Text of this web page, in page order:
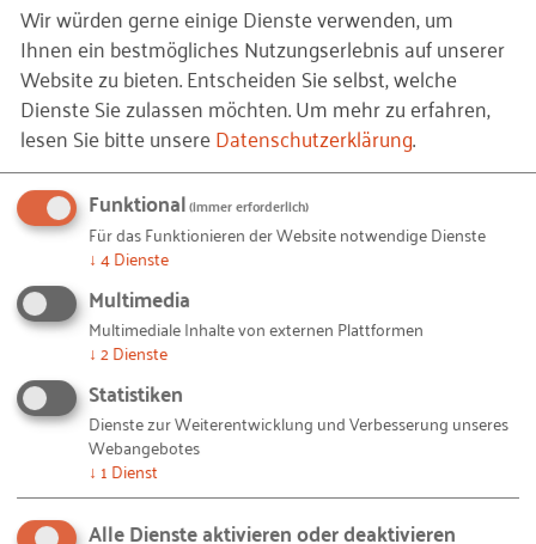
Haben Sie verlangt, dass die Dienstleistung während
der Widerrufsfrist beginnen soll, so haben Sie uns
einen angemessenen Betrag zu zahlen. Dieser
Betrag entspricht dem Anteil der bis zu dem
Zeitpunkt, zu dem Sie uns über die Ausübung des
Widerrufsrechts informieren, bereits erbrachten
Leistungen im Vergleich zum Gesamtumfang der im
Vertrag vorgesehenen Leistungen.
Das Widerrufsrecht kann bei Dienstleistungen
vorzeitig erlöschen, wenn die Dienstleistung
vollständig erbracht wurde und Sie zuvor
ausdrücklich zugestimmt haben, dass wir mit der
Ausführung der Dienstleistung vor Ablauf der
Widerrufsfrist beginnen, und Sie bestätigt haben,
dass Sie bei vollständiger Vertragserfüllung Ihr
Widerrufsrecht verlieren.
Wir würden gerne einige Dienste verwenden, um
Ihnen ein bestmögliches Nutzungserlebnis auf unserer
Website zu bieten. Entscheiden Sie selbst, welche
Dienste Sie zulassen möchten.Um mehr zu erfahren,
lesen Sie bitte unsereDatenschutzerklärung.
Funktional(immer erforderlich)
Für das Funktionieren der Website notwendige Dienste
↓ 4Dienste
Multimedia
Multimediale Inhalte von externen Plattformen
↓ 2Dienste
Statistiken
Dienste zur Weiterentwicklung und Verbesserung unseres
Webangebotes
↓ 1 Dienst
Alle Dienste aktivieren oder deaktivieren